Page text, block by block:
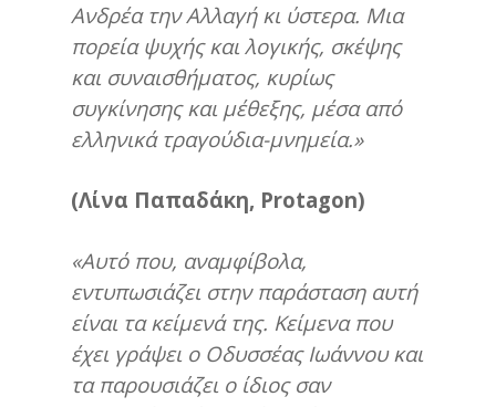
Ανδρέα την Αλλαγή κι ύστερα. Μια
πορεία ψυχής και λογικής, σκέψης
και συναισθήματος, κυρίως
συγκίνησης και μέθεξης, μέσα από
ελληνικά τραγούδια-μνημεία.»
(Λίνα Παπαδάκη, Protagon)
«Αυτό που, αναμφίβολα,
εντυπωσιάζει στην παράσταση αυτή
είναι τα κείμενά της. Κείμενα που
έχει γράψει ο Οδυσσέας Ιωάννου και
τα παρουσιάζει ο ίδιος σαν